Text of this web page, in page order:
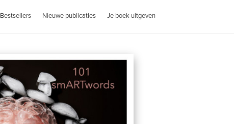
Bestsellers Nieuwe publicaties Je boek uitgeven